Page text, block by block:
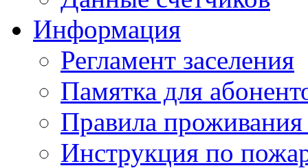
Информация
Регламент заселения
Памятка для
Правила
Инструкция по